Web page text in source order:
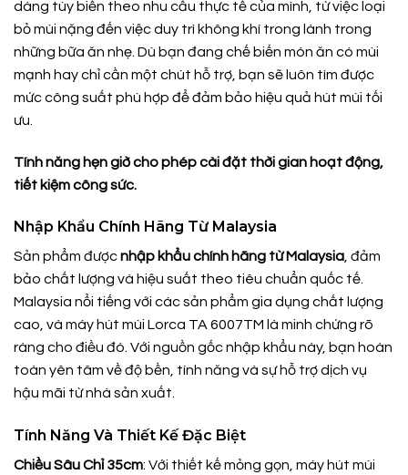
dàng tùy biến theo nhu cầu thực tế của mình, từ việc loại
bỏ mùi nặng đến việc duy trì không khí trong lành trong
những bữa ăn nhẹ. Dù bạn đang chế biến món ăn có mùi
mạnh hay chỉ cần một chút hỗ trợ, bạn sẽ luôn tìm được
mức công suất phù hợp để đảm bảo hiệu quả hút mùi tối
ưu.
Tính năng hẹn giờ cho phép cài đặt thời gian hoạt động,
tiết kiệm công sức.
Nhập Khẩu Chính Hãng Từ Malaysia
Sản phẩm đượcnhập khẩu chính hãng từ Malaysia, đảm
bảo chất lượng và hiệu suất theo tiêu chuẩn quốc tế.
Malaysia nổi tiếng với các sản phẩm gia dụng chất lượng
cao, và máy hút mùi Lorca TA 6007TM là minh chứng rõ
ràng cho điều đó. Với nguồn gốc nhập khẩu này, bạn hoàn
toàn yên tâm về độ bền, tính năng và sự hỗ trợ dịch vụ
hậu mãi từ nhà sản xuất.
Tính Năng Và Thiết Kế Đặc Biệt
Chiều Sâu Chỉ 35cm: Với thiết kế mỏng gọn, máy hút mùi